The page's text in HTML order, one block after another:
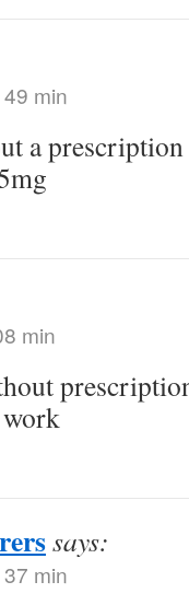
min
a prescription
min
says:
min